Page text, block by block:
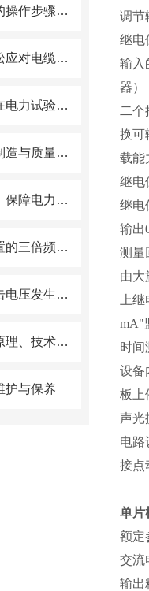
抗干扰介质损耗测试仪的操作步骤与注意事项
便携式电缆刺扎器：轻松应对电缆检测新挑战
变频串联谐振试验装置在电力试验中有什么优势呢？
高压无线核相器的生产制造与质量控制
串联谐振耐压试验设备：保障电力设备安全的有效工具
三倍频感应耐压试验装置的三倍频感应技术科普
守护电力系统安全，冲击电压发生器发挥了重要作用！
雷电冲击发生器的工作原理、技术优势和应用场景
护与保养
调节
继电
输入
器）
二个
换可
载能
继电
继电
输出
测量
由大
上
mA"
时间
设备
板上
声光
电路
接点
单片
额定
交流
输出